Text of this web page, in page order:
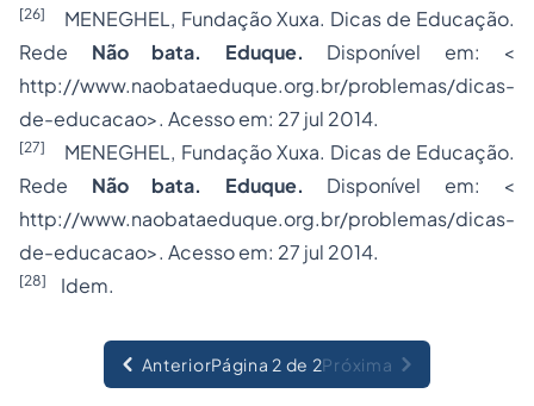
[26]
MENEGHEL, Fundação Xuxa. Dicas de Educação.
Rede Não bata. Eduque. Disponível em: <
http://www.naobataeduque.org.br/problemas/dicas-
de-educacao>. Acesso em: 27 jul 2014.
[27]
MENEGHEL, Fundação Xuxa. Dicas de Educação.
Rede Não bata. Eduque. Disponível em: <
http://www.naobataeduque.org.br/problemas/dicas-
de-educacao>. Acesso em: 27 jul 2014.
[28] Idem.
AnteriorPágina 2 de 2Próxima